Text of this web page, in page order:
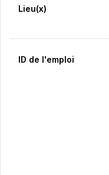
Lieu(x)
ID de l'emploi